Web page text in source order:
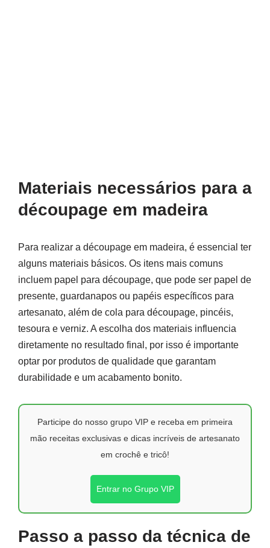
Materiais necessários para a
découpage em madeira
Para realizar a découpage em madeira, é essencial ter
alguns materiais básicos. Os itens mais comuns
incluem papel para découpage, que pode ser papel de
presente, guardanapos ou papéis específicos para
artesanato, além de cola para découpage, pincéis,
tesoura e verniz. A escolha dos materiais influencia
diretamente no resultado final, por isso é importante
optar por produtos de qualidade que garantam
durabilidade e um acabamento bonito.
Participe do nosso grupo VIP e receba em primeira
mão receitas exclusivas e dicas incríveis de artesanato
em crochê e tricô!
Entrar no Grupo VIP
Passo a passo da técnica de